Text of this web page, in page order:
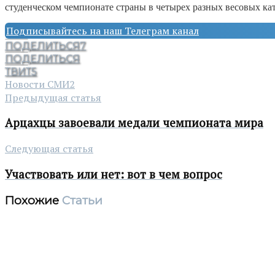
студенческом чемпионате страны в четырех разных весовых
Подписывайтесь на наш Телеграм канал
ПОДЕЛИТЬСЯ7
ПОДЕЛИТЬСЯ
ТВИТ5
Новости СМИ2
Предыдущая статья
Арцахцы завоевали медали чемпионата мира
Следующая статья
Участвовать или нет: вот в чем вопрос
Похожие Статьи